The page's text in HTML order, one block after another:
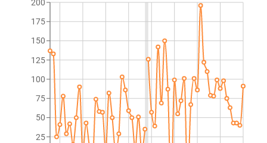
25
50
75
100
125
150
175
200